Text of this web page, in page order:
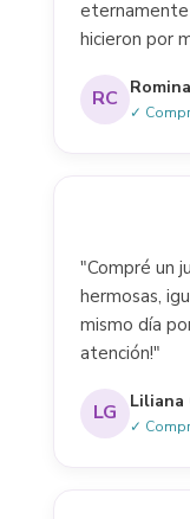
hicieron por
RC
✓
"Compré un
hermosas,
mismo día
atención!"
LG Liliana
✓